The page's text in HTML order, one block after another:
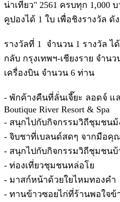
น่าเที่ยว" 2561 ครบทุก 1,000
คูปองได้ 1 ใบ เพื่อชิงรางวัล ดั
รางวัลที่ 1 จำนวน 1 รางวัล ไ
กลับ กรุงเทพฯ-เชียงราย จำน
เครื่องบิน จำนวน 6 ท่าน
- พักค้างคืนที่ลั่นเจี๊ยะ ลอดจ์ แล
Boutique River Resort & Spa
- สนุกไปกับกิจกรรมวิถีชุมชนม้
- จิบชาที่เบลนด์สดๆ จากมือ
- สนุกไปกับกิจกรรมวิถีชุมชนบ้
- ท่องเที่ยวชุมชนหล่อโย
- มาสก์หน้าด้วยใยไหมทองคำ
- ทานข้าวซอยไก่ที่ร้านพอใจข้